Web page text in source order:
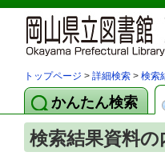
トップページ > 詳細検索 > 検索
かんたん検索
検索結果資料の